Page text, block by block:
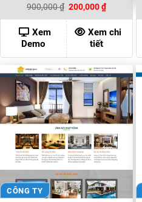
900,000₫ Giá
là:
900,000 ₫.
200,000₫Giá
hiện
tại
là:
200,000 ₫.
Xem
Demo
Xem chi
tiết
CÔNG TY